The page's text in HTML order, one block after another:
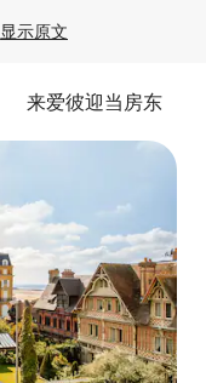
显示原文
来爱彼迎当房东